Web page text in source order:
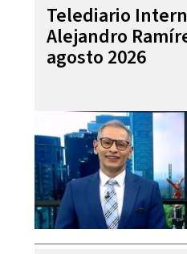
Telediario
Alejandro
agosto 2026